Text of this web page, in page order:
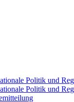
Politik und
Politik und